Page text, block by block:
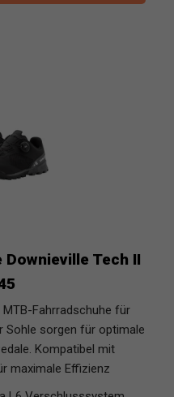
Downieville Tech II
MTB-Fahrradschuhe für
Sohle sorgen für optimale
Kompatibel mit
maximale Effizienz